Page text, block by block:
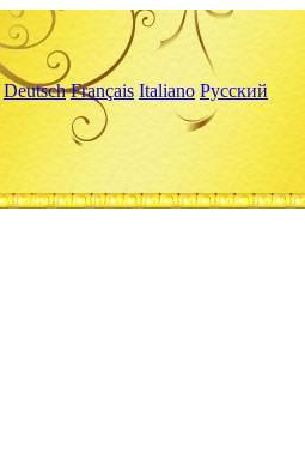
Deutsch Français Italiano Русский